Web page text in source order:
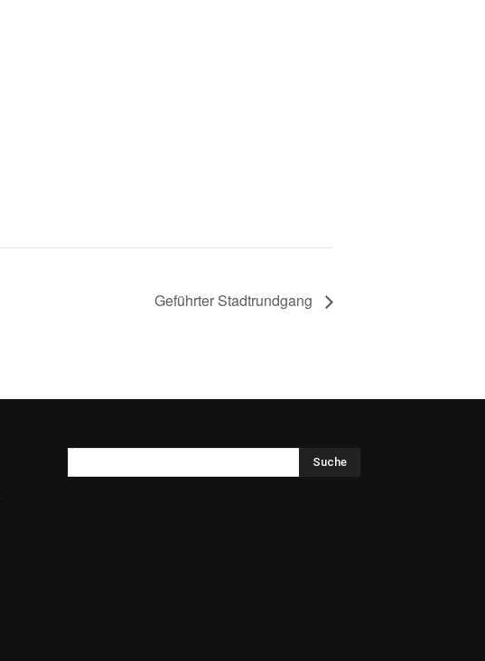
Geführter Stadtrundgang
Suche